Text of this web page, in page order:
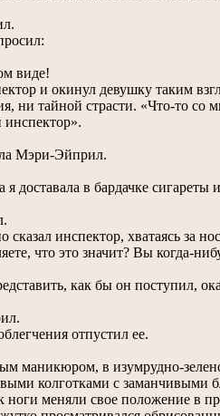
виде!
и окинул девушку таким
ни тайной страсти. «Что-то со
инспектор».
Мэри-Эйприл.
доставала в бардачке сигареты
инспектор, хватаясь за
что это значит? Вы когда-
как бы он поступил,
отпустил ее.
маникюром, в изумрудно-
колготками с заманчивыми
меняли свое положение в